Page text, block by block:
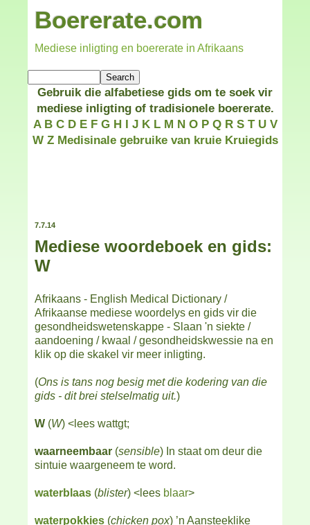
Boererate.com
Mediese inligting en boererate in Afrikaans
Gebruik die alfabetiese gids om te soek vir
mediese inligting of tradisionele boererate.
A B C D E F G H I J K L M N O P Q R S T U V
W Z Medisinale gebruike van kruie Kruiegids
7.7.14
Mediese woordeboek en gids:
W
Afrikaans - English Medical Dictionary /
Afrikaanse mediese woordelys en gids vir die
gesondheidswetenskappe - Slaan 'n siekte /
aandoening / kwaal / gesondheidskwessie na en
klik op die skakel vir meer inligting.
(Ons is tans nog besig met die kodering van die
gids - dit brei stelselmatig uit.)
W (W) <lees wattgt;
waarneembaar (sensible) In staat om deur die
sintuie waargeneem te word.
waterblaas (blister) <lees blaar>
waterpokkies (chicken pox) ’n Aansteeklike